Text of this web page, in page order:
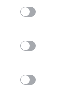
may click to
tags to
Google
ROBBANTÁS